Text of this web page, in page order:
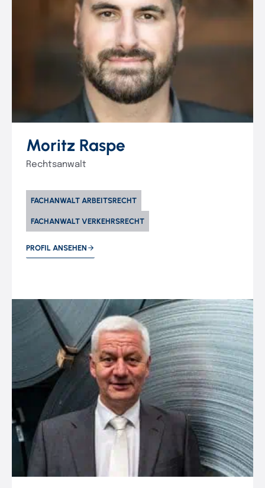
Moritz Raspe
Rechtsanwalt
FACHANWALT ARBEITSRECHT
FACHANWALT VERKEHRSRECHT
PROFIL ANSEHEN